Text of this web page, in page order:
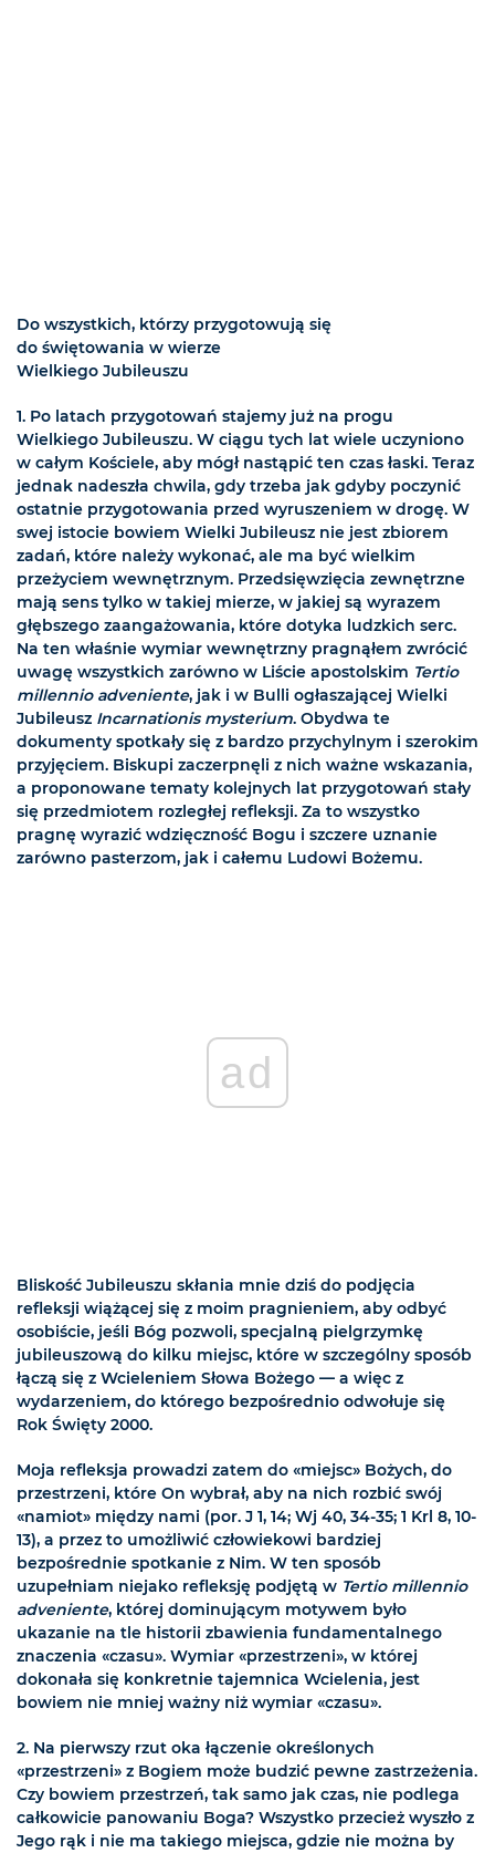
Do wszystkich, którzy przygotowują się
do świętowania w wierze
Wielkiego Jubileuszu
1. Po latach przygotowań stajemy już na progu
Wielkiego Jubileuszu. W ciągu tych lat wiele uczyniono
w całym Kościele, aby mógł nastąpić ten czas łaski. Teraz
jednak nadeszła chwila, gdy trzeba jak gdyby poczynić
ostatnie przygotowania przed wyruszeniem w drogę. W
swej istocie bowiem Wielki Jubileusz nie jest zbiorem
zadań, które należy wykonać, ale ma być wielkim
przeżyciem wewnętrznym. Przedsięwzięcia zewnętrzne
mają sens tylko w takiej mierze, w jakiej są wyrazem
głębszego zaangażowania, które dotyka ludzkich serc.
Na ten właśnie wymiar wewnętrzny pragnąłem zwrócić
uwagę wszystkich zarówno w Liście apostolskim Tertio
millennio adveniente, jak i w Bulli ogłaszającej Wielki
Jubileusz Incarnationis mysterium. Obydwa te
dokumenty spotkały się z bardzo przychylnym i szerokim
przyjęciem. Biskupi zaczerpnęli z nich ważne wskazania,
a proponowane tematy kolejnych lat przygotowań stały
się przedmiotem rozległej refleksji. Za to wszystko
pragnę wyrazić wdzięczność Bogu i szczere uznanie
zarówno pasterzom, jak i całemu Ludowi Bożemu.
ad
Bliskość Jubileuszu skłania mnie dziś do podjęcia
refleksji wiążącej się z moim pragnieniem, aby odbyć
osobiście, jeśli Bóg pozwoli, specjalną pielgrzymkę
jubileuszową do kilku miejsc, które w szczególny sposób
łączą się z Wcieleniem Słowa Bożego — a więc z
wydarzeniem, do którego bezpośrednio odwołuje się
Rok Święty 2000.
Moja refleksja prowadzi zatem do «miejsc» Bożych, do
przestrzeni, które On wybrał, aby na nich rozbić swój
«namiot» między nami (por. J 1, 14; Wj 40, 34-35; 1 Krl 8, 10-
13), a przez to umożliwić człowiekowi bardziej
bezpośrednie spotkanie z Nim. W ten sposób
uzupełniam niejako refleksję podjętą w Tertio millennio
adveniente, której dominującym motywem było
ukazanie na tle historii zbawienia fundamentalnego
znaczenia «czasu». Wymiar «przestrzeni», w której
dokonała się konkretnie tajemnica Wcielenia, jest
bowiem nie mniej ważny niż wymiar «czasu».
2. Na pierwszy rzut oka łączenie określonych
«przestrzeni» z Bogiem może budzić pewne zastrzeżenia.
Czy bowiem przestrzeń, tak samo jak czas, nie podlega
całkowicie panowaniu Boga? Wszystko przecież wyszło z
Jego rąk i nie ma takiego miejsca, gdzie nie można by